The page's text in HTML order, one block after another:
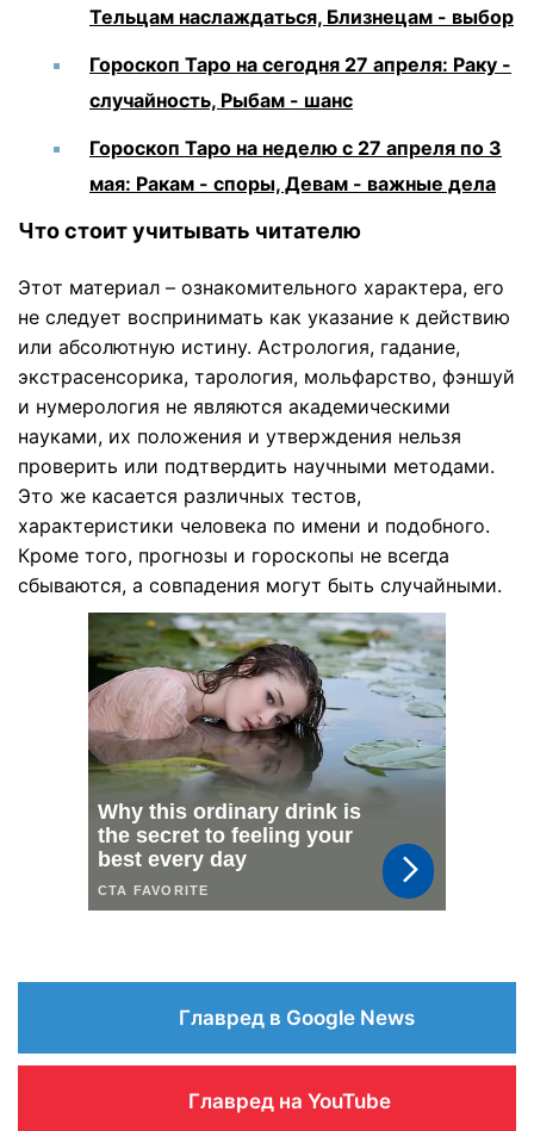
Тельцам наслаждаться, Близнецам - выбор
Гороскоп Таро на сегодня 27 апреля: Раку -
случайность, Рыбам - шанс
Гороскоп Таро на неделю с 27 апреля по 3
мая: Ракам - споры, Девам - важные дела
Что стоит учитывать читателю
Этот материал – ознакомительного характера, его
не следует воспринимать как указание к действию
или абсолютную истину. Астрология, гадание,
экстрасенсорика, тарология, мольфарство, фэншуй
и нумерология не являются академическими
науками, их положения и утверждения нельзя
проверить или подтвердить научными методами.
Это же касается различных тестов,
характеристики человека по имени и подобного.
Кроме того, прогнозы и гороскопы не всегда
сбываются, а совпадения могут быть случайными.
Главред в Google News
Главред на YouTube